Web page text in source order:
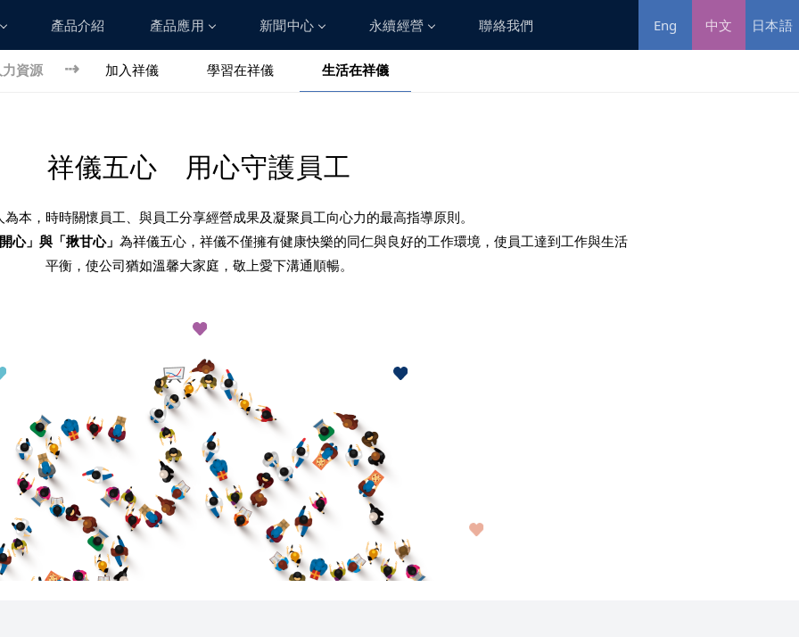
產品介紹 產品應用 新聞中心 永續經營
人力資源
學習在祥儀
聯絡我們 Eng 中文 日本語
資源 加入祥儀 學習在祥儀 生活在祥儀
祥儀五心 用心守護員工
本，時時關懷員工、與員工分享經營成果及凝聚員工向心力的最高指導原則。
心」與「揪甘心」 為祥儀五心，祥儀不僅擁有健康快樂的同仁與良好的工作環境，使員工達到工作與生活
平衡，使公司猶如溫馨大家庭，敬上愛下溝通順暢。